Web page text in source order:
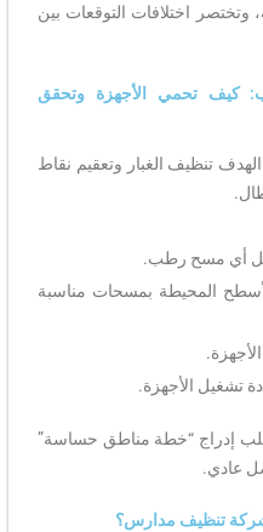
وتختصر اختلافات التوقعات بين
كيف تحمي الأجهزة وتحقق
تنظيف الغبار وتعقيم نقاط
قبل أي مسح رطب.
المحيطة بمسحات مناسبة
تشغيل الأجهزة.
إدراج “خطة مناطق حساسة”
عادي.
تنظيف مدارس؟